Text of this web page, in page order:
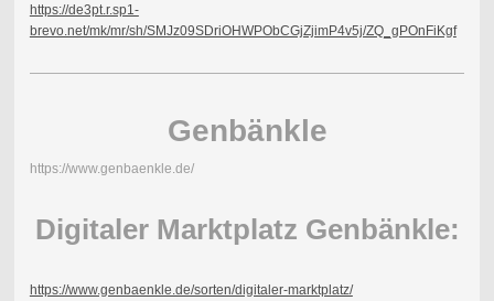
https://de3pt.r.sp1-
brevo.net/mk/mr/sh/SMJz09SDriOHWPObCGjZjimP4v5j/ZQ_gPOnFiKgf
Genbänkle
https://www.genbaenkle.de/
Digitaler Marktplatz Genbänkle:
https://www.genbaenkle.de/sorten/digitaler-marktplatz/